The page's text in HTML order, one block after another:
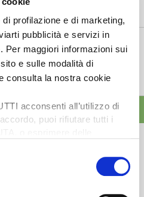
profilazione e di marketing,
pubblicità e servizi in
Per maggiori informazioni sui
e sulle modalità di
consulta la nostra cookie
acconsenti all’utilizzo di
puoi rifiutare tutti i
ACCETTA SELEZIONATI.
4.0 è tornata al valore
fine gennaio
della Pac in base a una
NEWS